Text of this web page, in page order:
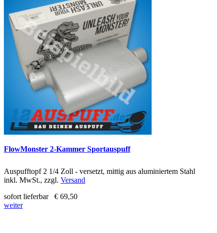
FlowMonster 2-Kammer Sportauspuff
Auspufftopf 2 1/4 Zoll - versetzt, mittig aus aluminiertem Stahl
inkl. MwSt., zzgl. Versand
sofort lieferbar
€ 69,50
weiter